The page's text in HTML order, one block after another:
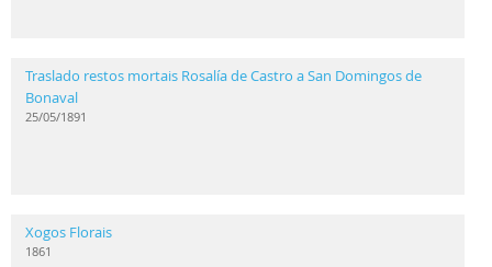
Traslado restos mortais Rosalía de Castro a San Domingos de
Bonaval
25/05/1891
Xogos Florais
1861